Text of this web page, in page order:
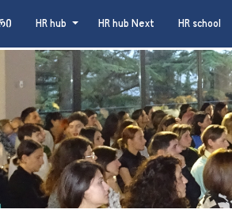
HR hub HR hub Next HR school